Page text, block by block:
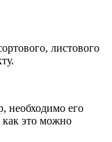
листового
необходимо его
как это можно